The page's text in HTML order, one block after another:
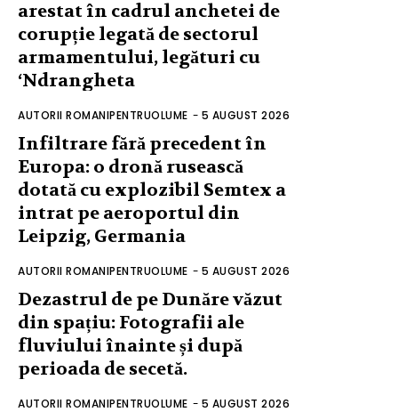
arestat în cadrul anchetei de
corupție legată de sectorul
armamentului, legături cu
‘Ndrangheta
AUTORII ROMANIPENTRUOLUME - 5 AUGUST 2026
Infiltrare fără precedent în
Europa: o dronă rusească
dotată cu explozibil Semtex a
intrat pe aeroportul din
Leipzig, Germania
AUTORII ROMANIPENTRUOLUME - 5 AUGUST 2026
Dezastrul de pe Dunăre văzut
din spațiu: Fotografii ale
fluviului înainte și după
perioada de secetă.
AUTORII ROMANIPENTRUOLUME - 5 AUGUST 2026